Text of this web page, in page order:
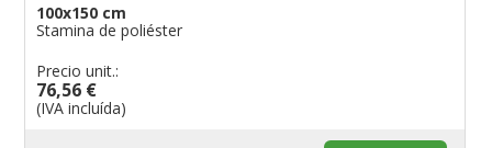
100x150 cm
Stamina de poliéster
Precio unit.:
76,56 €
(IVA incluída)